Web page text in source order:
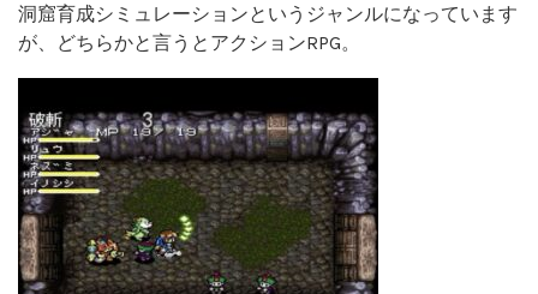
洞窟育成シミュレーションというジャンルになっています
が、どちらかと言うとアクションRPG。